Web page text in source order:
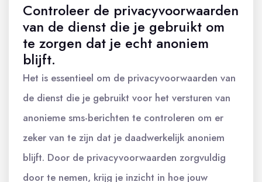
Controleer de privacyvoorwaarden
van de dienst die je gebruikt om
te zorgen dat je echt anoniem
blijft.
Het is essentieel om de privacyvoorwaarden van
de dienst die je gebruikt voor het versturen van
anonieme sms-berichten te controleren om er
zeker van te zijn dat je daadwerkelijk anoniem
blijft. Door de privacyvoorwaarden zorgvuldig
door te nemen, krijg je inzicht in hoe jouw